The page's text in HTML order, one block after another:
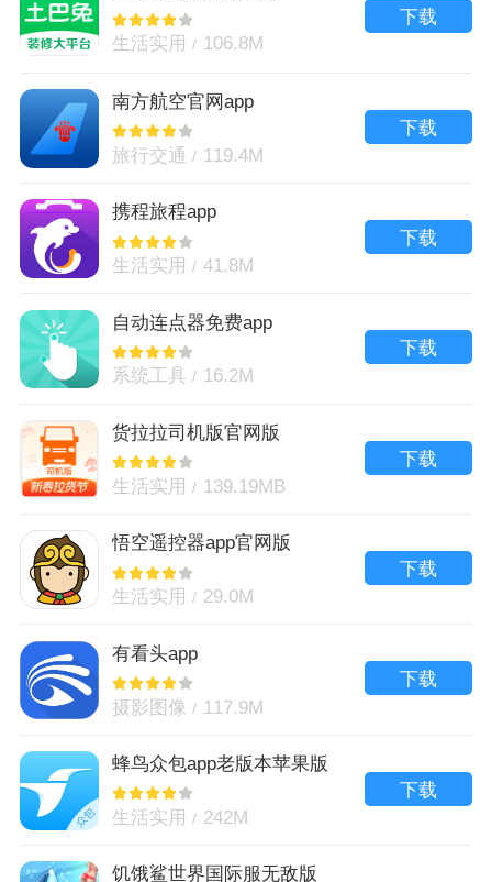
生活实用 106.8M
下载
南方航空官网app
旅行交通 119.4M
下载
携程旅程app
生活实用 41.8M
下载
自动连点器免费app
系统工具 16.2M
下载
货拉拉司机版官网版
生活实用 139.19MB
下载
悟空遥控器app官网版
生活实用 29.0M
下载
有看头app
摄影图像 117.9M
下载
蜂鸟众包app老版本苹果版
生活实用 242M
下载
饥饿鲨世界国际服无敌版